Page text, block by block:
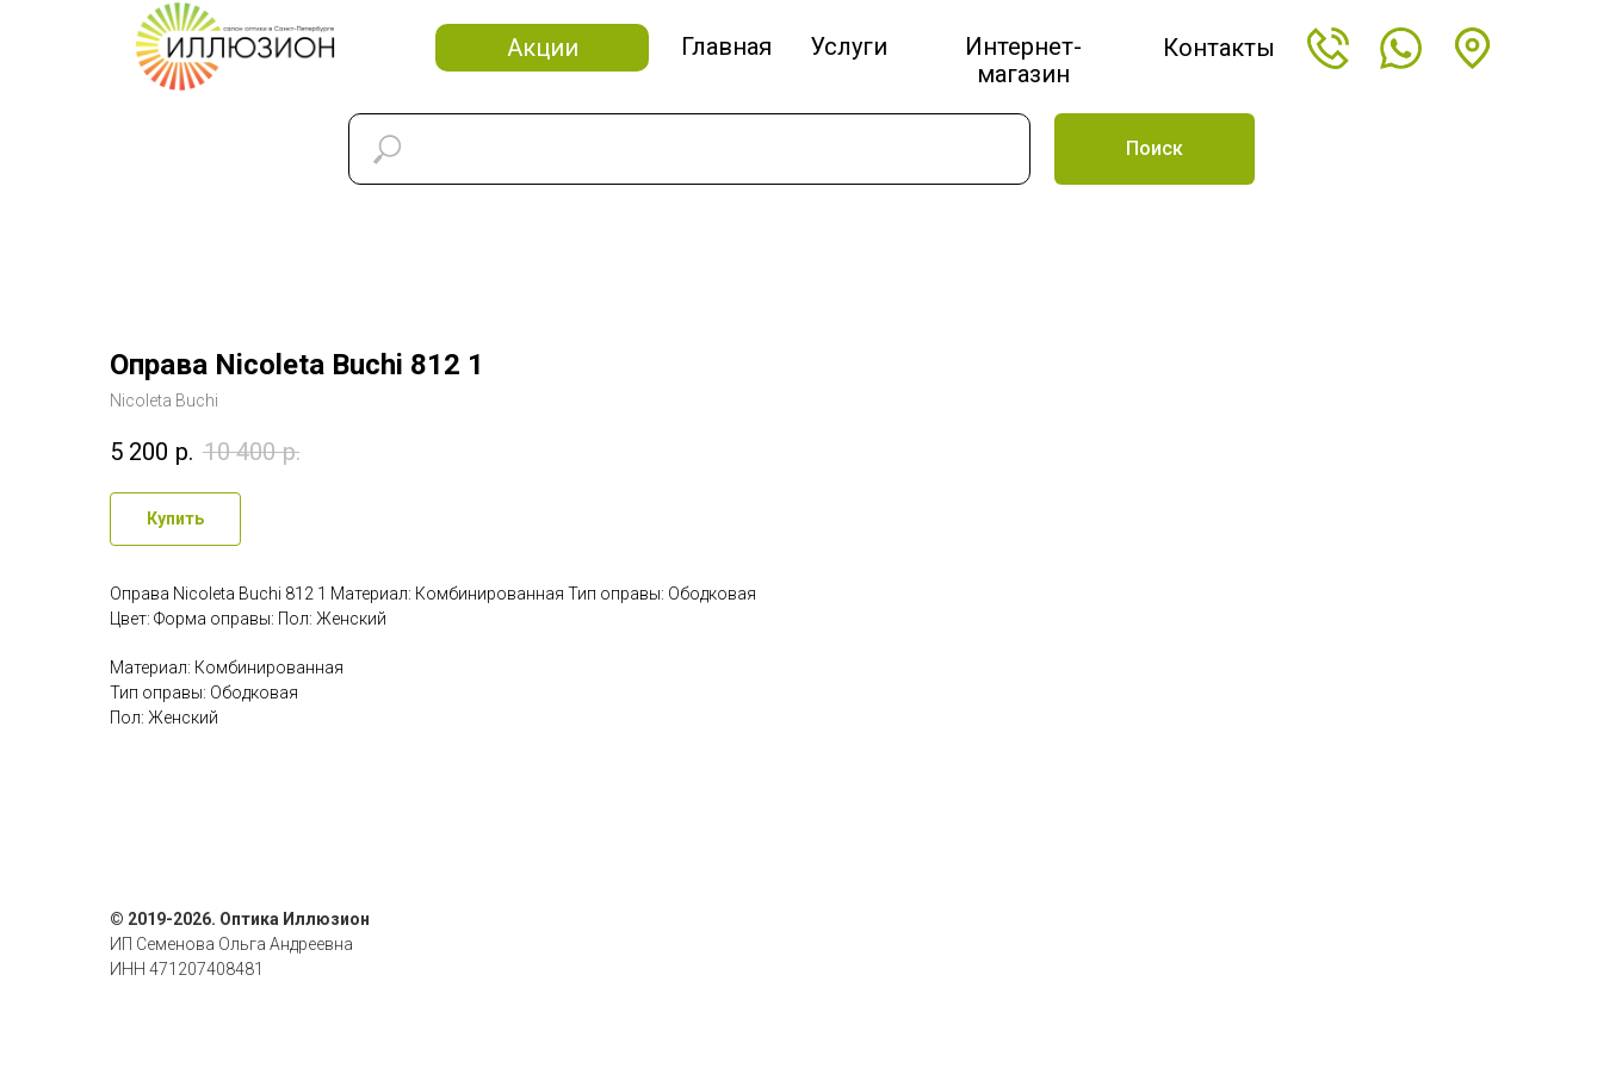
Главная Услуги
Интернет-
магазин
Контакты
Акции
Поиск
Оправа Nicoleta Buchi 812 1
Nicoleta Buchi
5 200 р. 10 400 р.
Купить
Оправа Nicoleta Buchi 812 1 Материал: Комбинированная Тип оправы: Ободковая
Цвет: Форма оправы: Пол: Женский
Материал: Комбинированная
Тип оправы: Ободковая
Пол: Женский
© 2019-2026. Оптика Иллюзион
ИП Семенова Ольга Андреевна
ИНН 471207408481